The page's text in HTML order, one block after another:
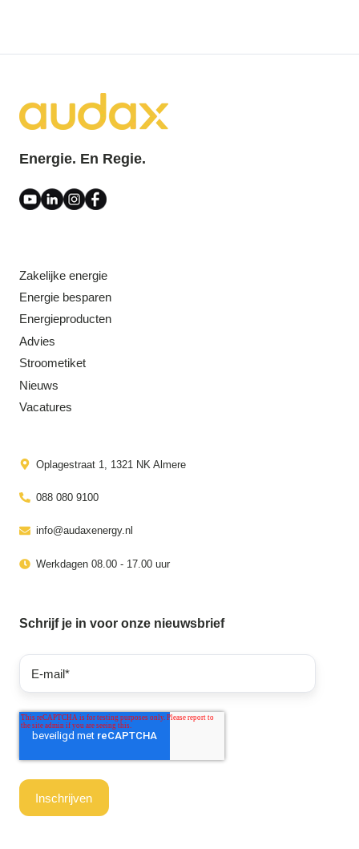
Energie. En Regie.
Zakelijke energie
Energie besparen
Energieproducten
Advies
Stroometiket
Nieuws
Vacatures
Oplagestraat 1, 1321 NK Almere
088 080 9100
info@audaxenergy.nl
Werkdagen 08.00 - 17.00 uur
Schrijf je in voor onze nieuwsbrief